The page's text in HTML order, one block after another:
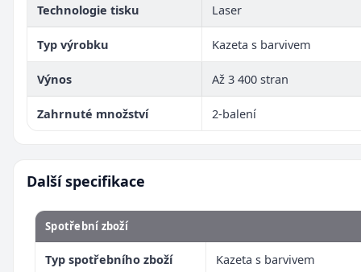
Technologie tisku Laser
Typ výrobku Kazeta s barvivem
Výnos Až 3 400 stran
Zahrnuté množství 2-balení
Další specifikace
Spotřební zboží
Typ spotřebního zboží Kazeta s barvivem